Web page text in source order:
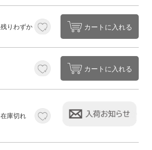
残りわずか カートに入れる
カートに入れる
在庫切れ